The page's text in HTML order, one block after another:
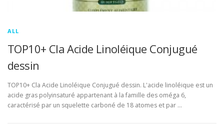
ALL
TOP10+ Cla Acide Linoléique Conjugué
dessin
TOP10+ Cla Acide Linoléique Conjugué dessin. L'acide linoléique est un
acide gras polyinsaturé appartenant à la famille des oméga 6,
caractérisé par un squelette carboné de 18 atomes et par …